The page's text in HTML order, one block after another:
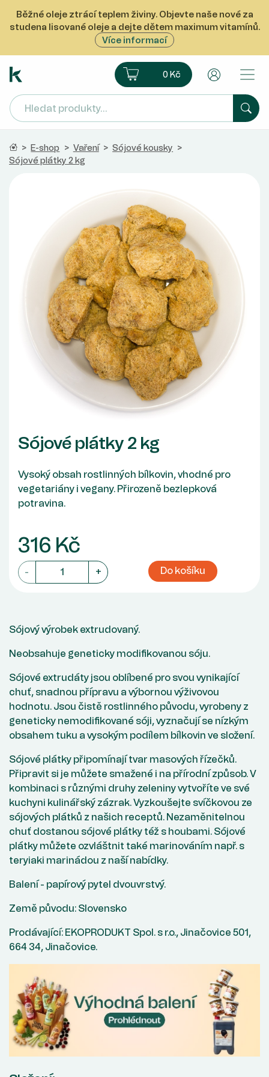
Běžné oleje ztrácí teplem živiny. Objevte naše nové za
studena lisované oleje a dejte dětem maximum vitamínů.
Více informací
Ekoprodukt e-shop Košík0 Kč
Domů
> E-shop > Vaření > Sójové kousky >
Sójové plátky 2 kg
Sójové plátky 2 kg
Vysoký obsah rostlinných bílkovin, vhodné pro
vegetariány i vegany. Přirozeně bezlepková
potravina.
316 Kč
- + Do košíku
Sójový výrobek extrudovaný.
Neobsahuje geneticky modifikovanou sóju.
Sójové extrudáty jsou oblíbené pro svou vynikající
chuť, snadnou přípravu a výbornou výživovou
hodnotu. Jsou čistě rostlinného původu, vyrobeny z
geneticky nemodifikované sóji, vyznačují se nízkým
obsahem tuku a vysokým podílem bílkovin ve složení.
Sójové plátky připomínají tvar masových řízečků.
Připravit si je můžete smažené i na přírodní způsob. V
kombinaci s různými druhy zeleniny vytvoříte ve své
kuchyni kulinářský zázrak. Vyzkoušejte svíčkovou ze
sójových plátků z našich receptů. Nezaměnitelnou
chuť dostanou sójové plátky též s houbami. Sójové
plátky můžete ozvláštnit také marinováním např. s
teryiaki marinádou z naší nabídky.
Balení - papírový pytel dvouvrstvý.
Země původu: Slovensko
Prodávající: EKOPRODUKT Spol. s r.o., Jinačovice 501,
664 34, Jinačovice.